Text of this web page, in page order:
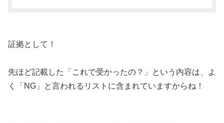
証拠として！
先ほど記載した「これで受かったの？」という内容は、よ
く「NG」と言われるリストに含まれていますからね！